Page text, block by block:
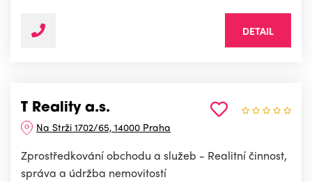
DETAIL
T Reality a.s.
Na Strži 1702/65, 14000 Praha
Zprostředkování obchodu a služeb - Realitní činnost,
správa a údržba nemovitostí